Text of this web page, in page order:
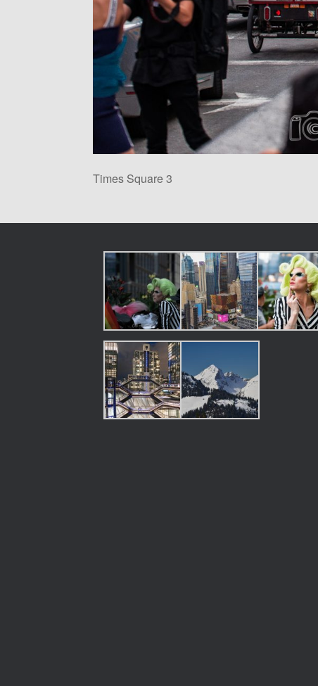
Times Square 3